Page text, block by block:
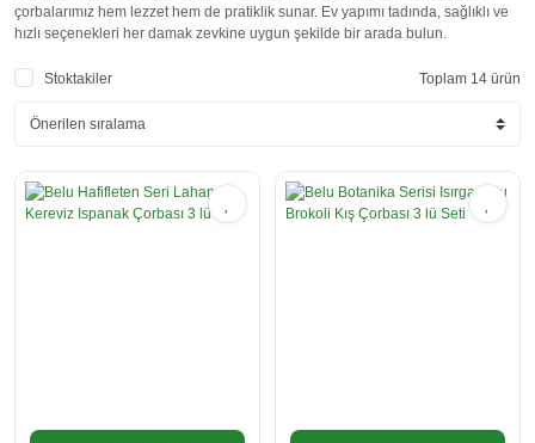
çorbalarımız hem lezzet hem de pratiklik sunar. Ev yapımı tadında, sağlıklı ve
hızlı seçenekleri her damak zevkine uygun şekilde bir arada bulun.
Stoktakiler Toplam 14 ürün